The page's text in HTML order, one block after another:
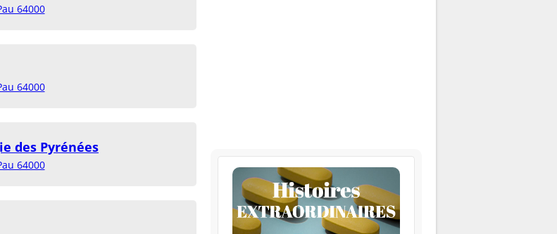
64000
64000
des Pyrénées
64000